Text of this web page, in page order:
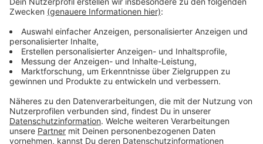
Landrat setzt darauf, dass Bund und Länder die
Städte und Gemeinden hier also doch beim Einführen
unterstützen. Das sei auch nötig, damit kein
Flickenteppich entsteht. Gut sei auch, dass die
Asylverfahren beschleunigt werden sollen. Dafür
wollen Bund und Länder neue Stellen schaffen, damit
Anzeige